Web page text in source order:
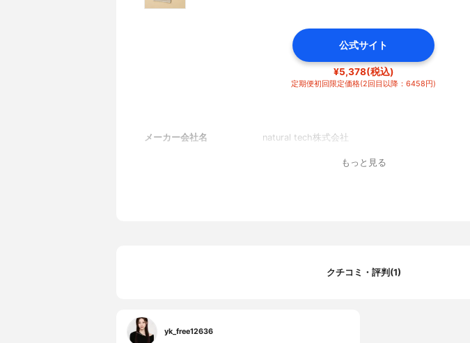
公式サイト
¥5,378(税込)
定期便初回限定価格(2回目以降：6458円)
メーカー会社名 natural tech株式会社
もっと見る
クチコミ・評判(1)
yk_free12636